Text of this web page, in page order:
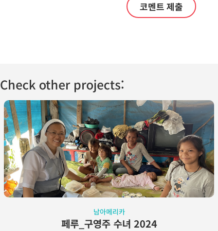
Check other projects:
남아메리카
페루_구영주 수녀 2024